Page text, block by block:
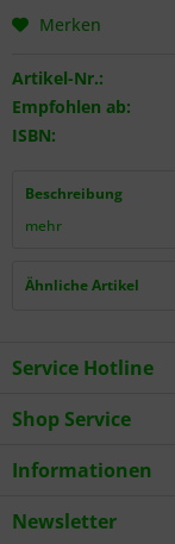
Merken
Artikel-Nr.:
Empfohlen ab:
ISBN:
Beschreibung
mehr
Ähnliche Artikel
Service Hotline
Shop Service
Informationen
Newsletter